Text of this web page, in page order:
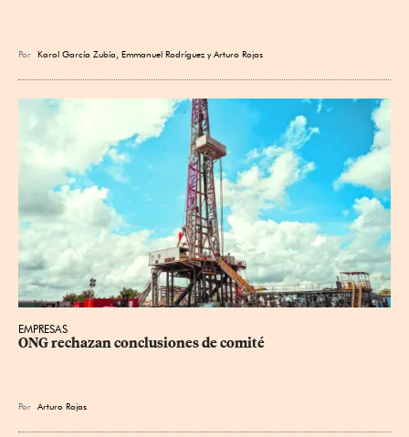
Por Karol García Zubía Emmanuel Rodríguez yArturo Rojas
EMPRESAS
ONG rechazan conclusiones de comité
Por Arturo Rojas